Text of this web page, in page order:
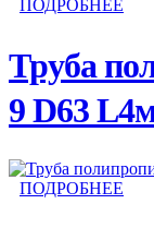
ПОДРОБНЕЕ
Труба
9 D63
ПОДРОБНЕЕ